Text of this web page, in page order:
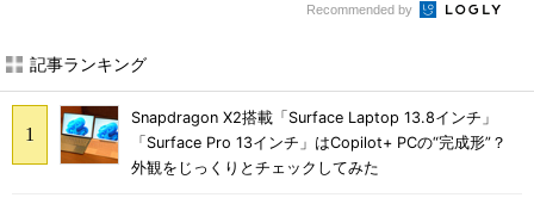
Recommended by
記事ランキング
Snapdragon X2搭載「Surface Laptop 13.8インチ」
「Surface Pro 13インチ」はCopilot+ PCの“完成形”？
外観をじっくりとチェックしてみた